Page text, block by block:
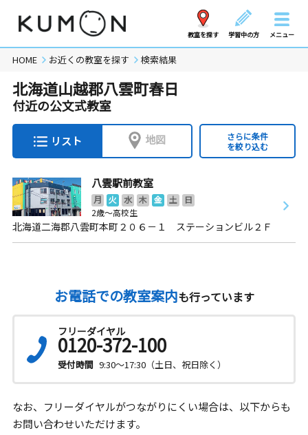
教室を探す 学習中の方 メニュー
HOME お近くの教室を探す 検索結果
北海道山越郡八雲町春日
付近の公文式教室
リスト 地図
さらに条件
を絞り込む
八雲駅前教室
月 火 水 木 金 土
日
2歳～高校生
北海道二海郡八雲町本町２０６－１ ステーションビル２Ｆ
お電話での教室案内も行っています
フリーダイヤル
0120-372-100
受付時間 9:30～17:30（土日、祝日除く）
なお、フリーダイヤルがつながりにくい場合は、以下からも
お問い合わせいただけます。